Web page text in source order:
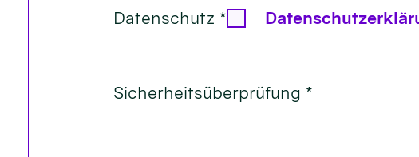
Datenschutz *
Sicherheitsüberprüfung *